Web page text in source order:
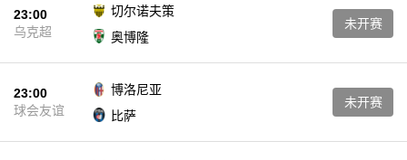
23:00
乌克超
切尔诺夫策
奥博隆
未开赛
23:00
球会友谊
博洛尼亚
比萨
未开赛